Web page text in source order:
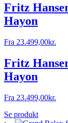
Fritz
Hayon
Fra 23.499,00kr.
Fritz
Hayon
Fra 23.499,00kr.
Se produkt